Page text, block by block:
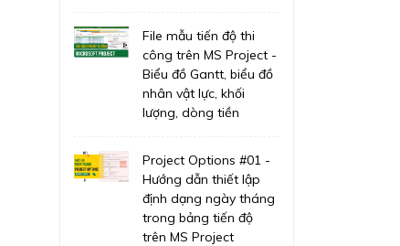
File mẫu tiến độ thi
công trên MS Project -
Biểu đồ Gantt, biểu đồ
nhân vật lực, khối
lượng, dòng tiền
Project Options #01 -
Hướng dẫn thiết lập
định dạng ngày tháng
trong bảng tiến độ
trên MS Project